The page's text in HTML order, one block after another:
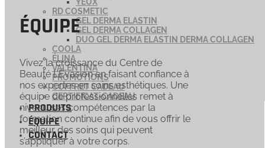
RD COSMETIC
GEL DERMA ELASTIN
GEL DERMA COLLAGEN
DUO GEL DERMA ELASTIN DERMA COLLAGEN
COOLA
ÉLINA
VALENTINA
PROMOTIONS
COFFRET CADEAU
CERTIFICAT-CADEAU
PRODUITS
ÉQUIPE
CONTACT
ÉQUIPE
Vivez la croissance du Centre de
Beauté L’Évasion en faisant confiance à
nos expertes en soins esthétiques. Une
équipe de professionnelles remet à
niveau ses compétences par la
formation continue afin de vous offrir le
meilleur des soins qui peuvent
s’appliquer à votre corps.